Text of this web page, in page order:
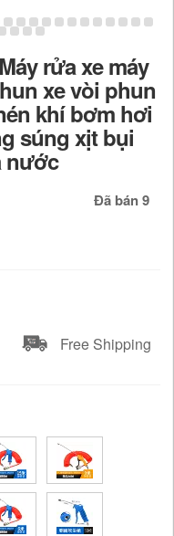
rửa xe máy
xe vòi phun
khí bơm hơi
súng xịt bụi
nước
Đã bán 9
Free Shipping